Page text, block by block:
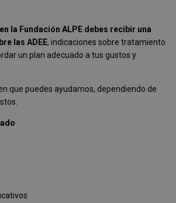
la Fundación ALPE debes recibir una
las ADEE, indicaciones sobre tratamiento
un plan adecuado a tus gustos y
que puedes ayudarnos, dependiendo de